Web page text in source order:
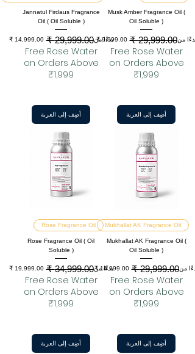
Musk Amber Fragrance Oil (
Oil Soluble )
بدءًا من
سعر عادي
‏29,999.00 ₹
‏9,999.00 ₹ سعر البيع
Free Rose Water
on Orders Above
₹1,999
أضِف إلى العربة
Jannatul Firdaus Fragrance
Oil ( Oil Soluble )
بدءًا من
سعر عادي
‏29,999.00 ₹
‏14,999.00 ₹ سعر البيع
Free Rose Water
on Orders Above
₹1,999
أضِف إلى العربة
Mukhallat AK Fragrance Oil
Mukhallat AK Fragrance Oil (
Oil Soluble )
بدءًا من
سعر عادي
‏29,999.00 ₹
‏14,999.00 ₹ سعر البيع
Free Rose Water
on Orders Above
₹1,999
أضِف إلى العربة
Rose Fragrance Oil
Rose Fragrance Oil ( Oil
Soluble )
بدءًا من
سعر عادي
‏34,999.00 ₹
‏19,999.00 ₹ سعر البيع
Free Rose Water
on Orders Above
₹1,999
أضِف إلى العربة